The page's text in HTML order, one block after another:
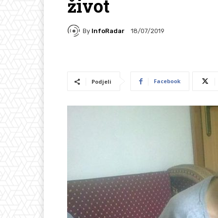
život
By InfoRadar 18/07/2019
Podjeli Facebook